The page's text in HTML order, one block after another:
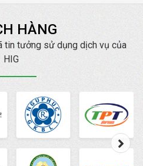
HÀNG
tin tưởng sử dụng dịch vụ của
HIG